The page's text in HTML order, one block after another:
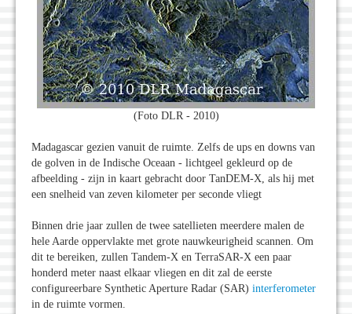
(Foto DLR - 2010)
Madagascar gezien vanuit de ruimte. Zelfs de ups en downs van
de golven in de Indische Oceaan - lichtgeel gekleurd op de
afbeelding - zijn in kaart gebracht door TanDEM-X, als hij met
een snelheid van zeven kilometer per seconde vliegt
Binnen drie jaar zullen de twee satellieten meerdere malen de
hele Aarde oppervlakte met grote nauwkeurigheid scannen. Om
dit te bereiken, zullen Tandem-X en TerraSAR-X een paar
honderd meter naast elkaar vliegen en dit zal de eerste
configureerbare Synthetic Aperture Radar (SAR) interferometer
in de ruimte vormen.